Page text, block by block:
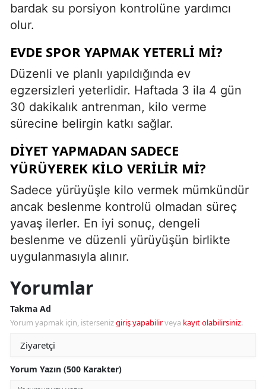
bardak su porsiyon kontrolüne yardımcı
olur.
EVDE SPOR YAPMAK YETERLI MI?
Düzenli ve planlı yapıldığında ev
egzersizleri yeterlidir. Haftada 3 ila 4 gün
30 dakikalık antrenman, kilo verme
sürecine belirgin katkı sağlar.
DIYET YAPMADAN SADECE
YÜRÜYEREK KILO VERILIR MI?
Sadece yürüyüşle kilo vermek mümkündür
ancak beslenme kontrolü olmadan süreç
yavaş ilerler. En iyi sonuç, dengeli
beslenme ve düzenli yürüyüşün birlikte
uygulanmasıyla alınır.
Yorumlar
Takma Ad
Yorum yapmak için, istersenizgiriş yapabilirveya kayıt olabilirsiniz.
Yorum Yazın (500 Karakter)